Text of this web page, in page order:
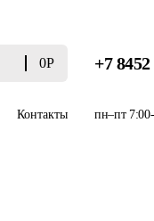
0Р +7
Контакты пн–пт